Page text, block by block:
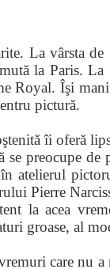
La vârsta de
la Paris. La
Royal. Îşi
pictură.
îi oferă
preocupe de
atelierul
Pierre
la acea
groase, al
care nu